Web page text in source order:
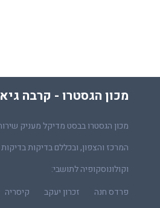
מכון הגסטרו - קרבה
מכון הגסטרו בבסט מדיקל מעניק
המרכז והצפון, ובכללם בדיקות
וקולונוסקופיה לתושבי:
פרדס חנה
זכרון יעקב קיסריה